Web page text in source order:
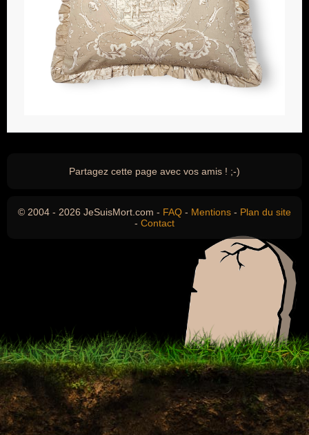
Partagez cette page avec vos amis ! ;-)
© 2004 - 2026 JeSuisMort.com - FAQ - Mentions - Plan du site
- Contact